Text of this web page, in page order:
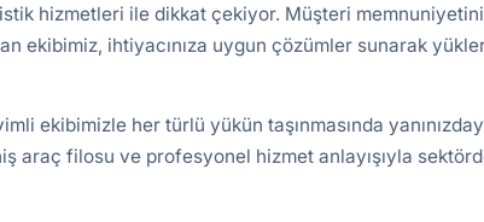
hizmetleri ile dikkat çekiyor. Müşteri
ekibimiz, ihtiyacınıza uygun çözümler sunarak
ekibimizle her türlü yükün taşınmasında
araç filosu ve profesyonel hizmet anlayışıyla